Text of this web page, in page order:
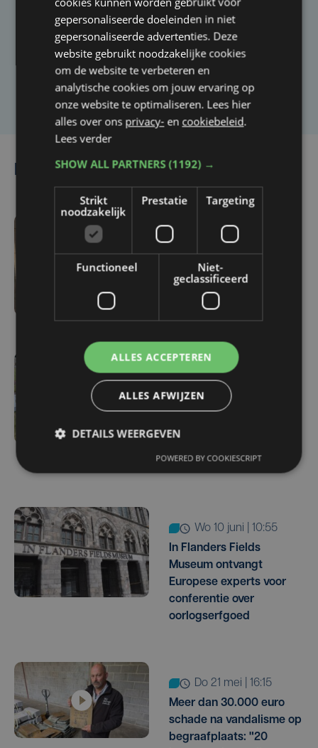
Heb je een taal- of schrijffout opgemerkt in dit
artikel?
Laat het ons weten
Lees ook
Vlaanderen investeert
1,13 miljoen euro in
restauratie van Ieperse
oorlogsbegraafplaatsen
do 18 juni | 14:54
Na vandalisme op
militaire begraafplaats in
Houthulst:
gestart
wo 10 juni | 10:55
In Flanders Fields
Museum ontvangt
Europese experts voor
conferentie over
oorlogserfgoed
do 21 mei | 16:15
Meer dan 30.000 euro
schade na vandalisme op
begraafplaats: "20
gepersonaliseerde doeleinden in niet
gepersonaliseerde advertenties. Deze
website gebruikt noodzakelijke cookies
om de website te verbeteren en
analytische cookies om jouw ervaring op
onze website te optimaliseren. Lees hier
alles over ons privacy- en cookiebeleid.
Lees verder
SHOW ALL PARTNERS(1192) →
Strikt
noodzakelijk
Prestatie Targeting
Functioneel
Niet-
geclassificeerd
ALLES ACCEPTEREN
ALLES AFWIJZEN
DETAILS WEERGEVEN
POWERED BY COOKIESCRIPT